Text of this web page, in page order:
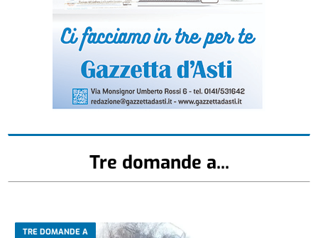
Tre domande a...
TRE DOMANDE A